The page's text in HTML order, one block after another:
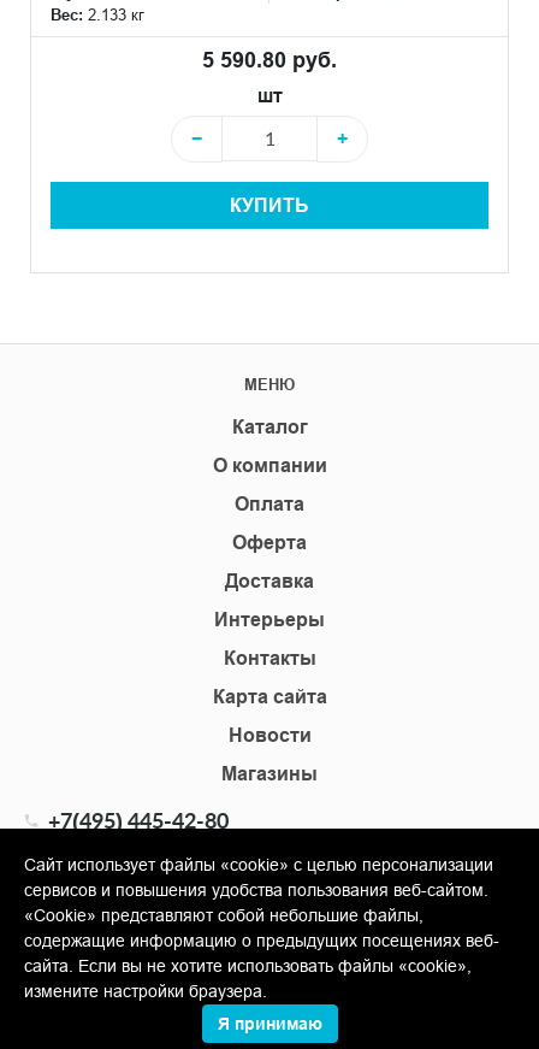
Вес: 2.133 кг
5 590.80 руб.
шт
−
+
КУПИТЬ
МЕНЮ
Каталог
О компании
Оплата
Оферта
Доставка
Интерьеры
Контакты
Карта сайта
Новости
Магазины
+7(495) 445-42-80
info@shopkm.ru
© Copyright 2013-2026 KERAMA MARAZZI, ООО «Гамма
Керамика»
Сайт использует файлы «cookie» с целью персонализации
сервисов и повышения удобства пользования веб-сайтом.
«Cookie» представляют собой небольшие файлы,
содержащие информацию о предыдущих посещениях веб-
сайта. Если вы не хотите использовать файлы «cookie»,
измените настройки браузера.
Я принимаю